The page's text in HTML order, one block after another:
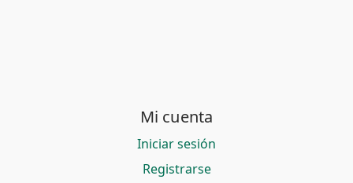
Mi cuenta
Iniciar sesión
Registrarse